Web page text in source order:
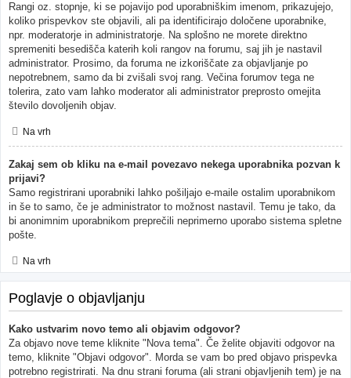
Rangi oz. stopnje, ki se pojavijo pod uporabniškim imenom, prikazujejo,
koliko prispevkov ste objavili, ali pa identificirajo določene uporabnike,
npr. moderatorje in administratorje. Na splošno ne morete direktno
spremeniti besedišča katerih koli rangov na forumu, saj jih je nastavil
administrator. Prosimo, da foruma ne izkoriščate za objavljanje po
nepotrebnem, samo da bi zvišali svoj rang. Večina forumov tega ne
tolerira, zato vam lahko moderator ali administrator preprosto omejita
število dovoljenih objav.
Na vrh
Zakaj sem ob kliku na e-mail povezavo nekega uporabnika pozvan k
prijavi?
Samo registrirani uporabniki lahko pošiljajo e-maile ostalim uporabnikom
in še to samo, če je administrator to možnost nastavil. Temu je tako, da
bi anonimnim uporabnikom preprečili neprimerno uporabo sistema spletne
pošte.
Na vrh
Poglavje o objavljanju
Kako ustvarim novo temo ali objavim odgovor?
Za objavo nove teme kliknite "Nova tema". Če želite objaviti odgovor na
temo, kliknite "Objavi odgovor". Morda se vam bo pred objavo prispevka
potrebno registrirati. Na dnu strani foruma (ali strani objavljenih tem) je na